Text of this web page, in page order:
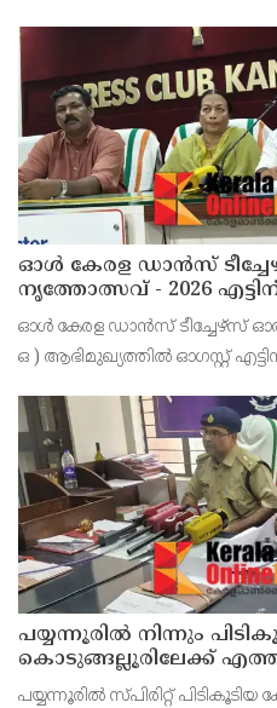
കോട്ടക്കുളങ്ങരയിലെ
ഓൾ കേരള ഡാൻസ്
നൃത്തോത്സവ് - 2026
ഓൾ കേരള ഡാൻസ് ടീച്ചേഴ്സ്
ഒ ) ആഭിമുഖ്യത്തിൽ ഓഗസ്റ്റ്
സംഘാടകർ കണ്ണൂർ പ്രസ്
പയ്യന്നൂരിൽ നിന്നും
കൊടുങ്ങല്ലൂരിലേക്ക്
എക്സൈസ് ഡെപ്യൂട്ടി
പയ്യന്നൂരിൽ സ്പിരിറ്റ്